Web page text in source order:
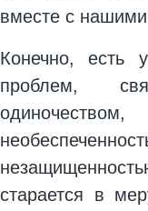
вместе с
Конечно,
проблем,
старается в